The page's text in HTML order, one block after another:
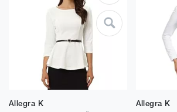
Allegra K
Allegra K